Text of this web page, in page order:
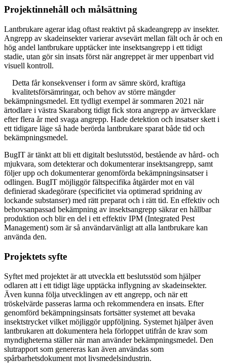
Projektinnehåll och målsättning
Lantbrukare agerar idag oftast reaktivt på skadeangrepp av insekter.
Angrepp av skadeinsekter varierar avsevärt mellan fält och år och en
hög andel lantbrukare upptäcker inte insektsangrepp i ett tidigt
stadie, utan gör sin insats först när angreppet är mer uppenbart vid
visuell kontroll.
Detta får konsekvenser i form av sämre skörd, kraftiga
kvalitetsförsämringar, och behov av större mängder
bekämpningsmedel. Ett tydligt exempel är sommaren 2021 när
ärtodlare i västra Skaraborg tidigt fick stora angrepp av ärtvecklare
efter flera år med svaga angrepp. Hade detektion och insatser skett i
ett tidigare läge så hade berörda lantbrukare sparat både tid och
bekämpningsmedel.
BugIT är tänkt att bli ett digitalt beslutsstöd, bestående av hård- och
mjukvara, som detekterar och dokumenterar insektsangrepp, samt
följer upp och dokumenterar genomförda bekämpningsinsatser i
odlingen. BugIT möjliggör fältspecifika åtgärder mot en väl
definierad skadegörare (specificitet via optimerad spridning av
lockande substanser) med rätt preparat och i rätt tid. En effektiv och
behovsanpassad bekämpning av insektsangrepp säkrar en hållbar
produktion och blir en del i ett effektiv IPM (Integrated Pest
Management) som är så användarvänligt att alla lantbrukare kan
använda den.
Projektets syfte
Syftet med projektet är att utveckla ett beslutsstöd som hjälper
odlaren att i ett tidigt läge upptäcka inflygning av skadeinsekter.
Även kunna följa utvecklingen av ett angrepp, och när ett
tröskelvärde passeras larma och rekommendera en insats. Efter
genomförd bekämpningsinsats fortsätter systemet att bevaka
insektstrycket vilket möjliggör uppföljning. Systemet hjälper även
lantbrukaren att dokumentera hela förloppet utifrån de krav som
myndigheterna ställer när man använder bekämpningsmedel. Den
slutrapport som genereras kan även användas som
spårbarhetsdokument mot livsmedelsindustrin.